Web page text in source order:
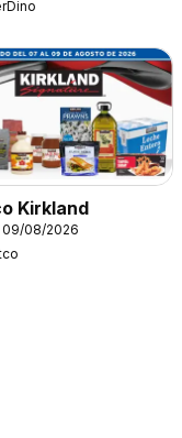
Kirkland
08/2026